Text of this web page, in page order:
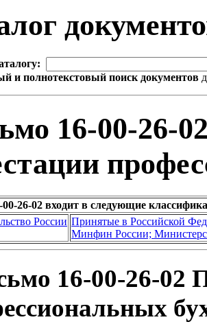
и полнотекстовый поиск документов
16-00-26-
26-02 входит в следующие
России Принятые в Российской
Минфин России;
16-00-26-02